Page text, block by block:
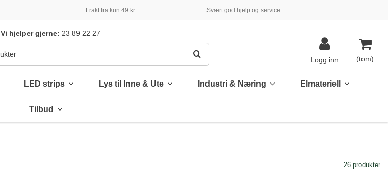
Frakt fra kun 49 kr Svært god hjelp og service
Vi hjelper gjerne: 23 89 22 27
(tom)
Logg inn
LED strips Lys til Inne & Ute Industri & Næring Elmateriell
Tilbud
26 produkter